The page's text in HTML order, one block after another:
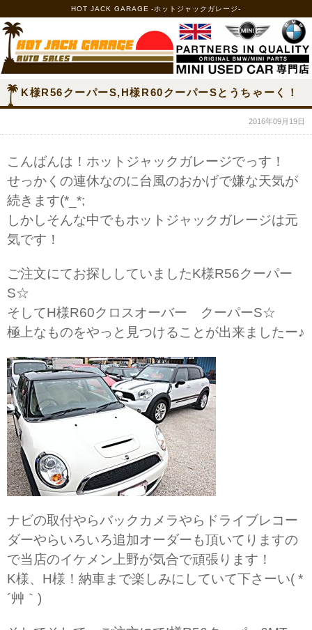
HOT JACK GARAGE -ホットジャックガレージ-
K様R56クーパーS,H様R60クーパーSとうちゃーく！
2016年09月19日
こんばんは！ホットジャックガレージでっす！
せっかくの連休なのに台風のおかげで嫌な天気が
続きます(*_*;
しかしそんな中でもホットジャックガレージは元
気です！
ご注文にてお探ししていましたK様R56クーパー
S☆
そしてH様R60クロスオーバー クーパーS☆
極上なものをやっと見つけることが出来ましたー♪
ナビの取付やらバックカメラやらドライブレコー
ダーやらいろいろ追加オーダーも頂いてりますの
で当店のイケメン上野が気合で頑張ります！
K様、H様！納車まで楽しみにしていて下さーい( *
´艸｀)